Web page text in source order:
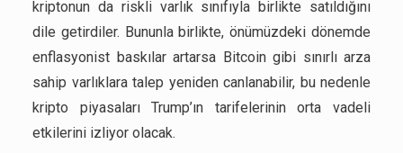
kriptonun da riskli varlık sınıfıyla birlikte satıldığını
dile getirdiler. Bununla birlikte, önümüzdeki dönemde
enflasyonist baskılar artarsa Bitcoin gibi sınırlı arza
sahip varlıklara talep yeniden canlanabilir, bu nedenle
kripto piyasaları Trump’ın tarifelerinin orta vadeli
etkilerini izliyor olacak.